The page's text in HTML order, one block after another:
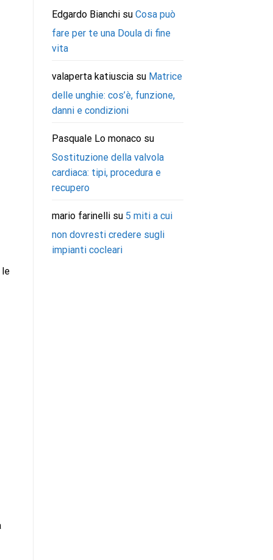
le
Edgardo Bianchisu Cosa può
fare per te una Doula di fine
vita
valaperta katiusciasu Matrice
delle unghie: cos’è, funzione,
danni e condizioni
Pasquale Lo monacosu
Sostituzione della valvola
cardiaca: tipi, procedura e
recupero
mario farinellisu 5 miti a cui
non dovresti credere sugli
impianti cocleari